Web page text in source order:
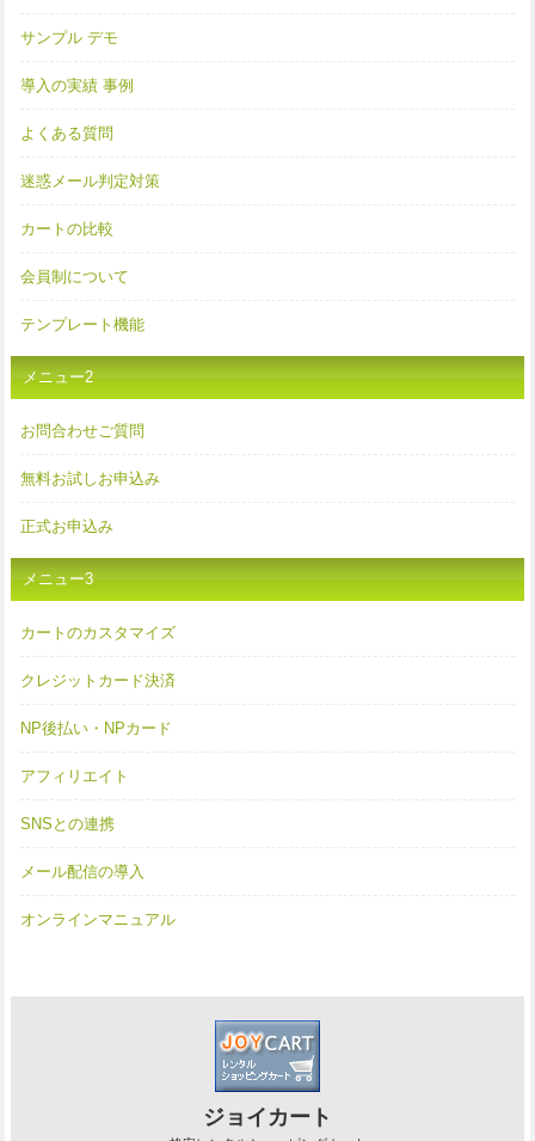
サンプル デモ
導入の実績 事例
よくある質問
迷惑メール判定対策
カートの比較
会員制について
テンプレート機能
メニュー2
お問合わせご質問
無料お試しお申込み
正式お申込み
メニュー3
カートのカスタマイズ
クレジットカード決済
NP後払い・NPカード
アフィリエイト
SNSとの連携
メール配信の導入
オンラインマニュアル
ジョイカート